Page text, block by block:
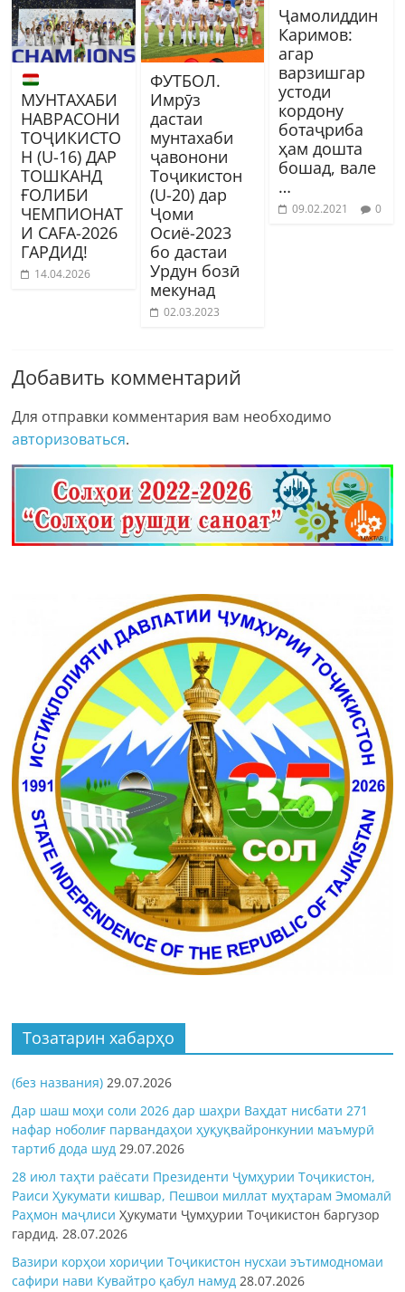
МУНТАХАБИ
НАВРАСОНИ
ТОҶИКИСТО
Н (U-16) ДАР
ТОШКАНД
ҒОЛИБИ
ЧЕМПИОНАТ
И CAFA-2026
ГАРДИД!
14.04.2026
ФУТБОЛ.
Имрӯз
дастаи
мунтахаби
ҷавонони
Тоҷикистон
(U-20) дар
Ҷоми
Осиё-2023
бо дастаи
Урдун бозӣ
мекунад
02.03.2023
Ҷамолиддин
Каримов:
агар
варзишгар
устоди
кордону
ботаҷриба
ҳам дошта
бошад, вале
…
09.02.2021 0
Добавить комментарий
Для отправки комментария вам необходимо
авторизоваться.
Тозатарин хабарҳо
(без названия) 29.07.2026
Дар шаш моҳи соли 2026 дар шаҳри Ваҳдат нисбати 271
нафар ноболиғ парвандаҳои ҳуқуқвайронкунии маъмурӣ
тартиб дода шуд 29.07.2026
28 июл таҳти раёсати Президенти Ҷумҳурии Тоҷикистон,
Раиси Ҳукумати кишвар, Пешвои миллат муҳтарам Эмомалӣ
Раҳмон маҷлисиҲукумати Ҷумҳурии Тоҷикистон баргузор
гардид.28.07.2026
Вазири корҳои хориҷии Тоҷикистон нусхаи эътимодномаи
сафири нави Кувайтро қабул намуд 28.07.2026